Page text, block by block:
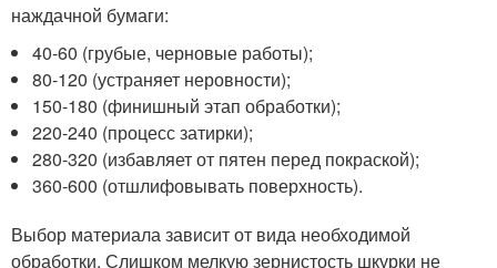
наждачной бумаги:
40-60 (грубые, черновые работы);
80-120 (устраняет неровности);
150-180 (финишный этап обработки);
220-240 (процесс затирки);
280-320 (избавляет от пятен перед покраской);
360-600 (отшлифовывать поверхность).
Выбор материала зависит от вида необходимой
обработки. Слишком мелкую зернистость шкурки не